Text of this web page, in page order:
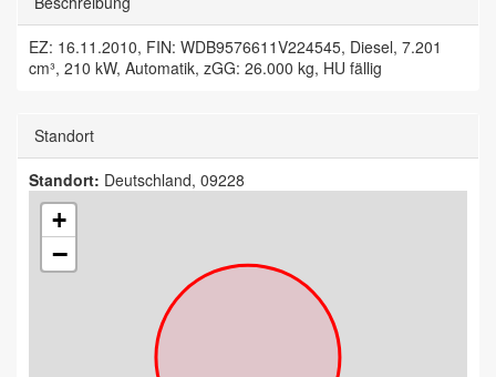
EZ: 16.11.2010, FIN: WDB9576611V224545, Diesel, 7.201
cm³, 210 kW, Automatik, zGG: 26.000 kg, HU fällig
Standort
Standort: Deutschland, 09228
+
−